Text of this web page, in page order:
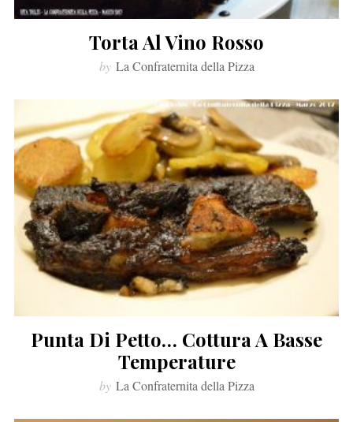
Torta Al Vino Rosso
by La Confraternita della Pizza
Punta Di Petto… Cottura A Basse
Temperature
by La Confraternita della Pizza